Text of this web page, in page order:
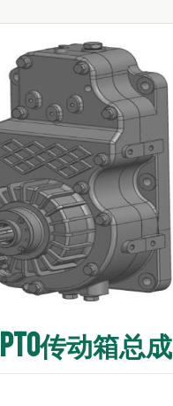
PTO传动箱总成